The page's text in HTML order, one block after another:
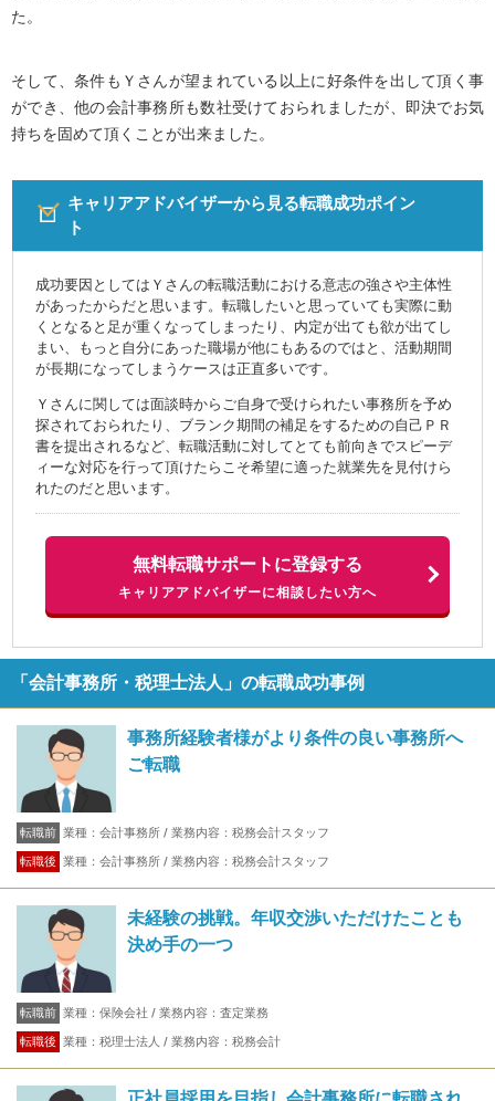
た。
そして、条件もＹさんが望まれている以上に好条件を出して頂く事
ができ、他の会計事務所も数社受けておられましたが、即決でお気
持ちを固めて頂くことが出来ました。
キャリアアドバイザーから見る転職成功ポイン
ト
成功要因としてはＹさんの転職活動における意志の強さや主体性
があったからだと思います。転職したいと思っていても実際に動
くとなると足が重くなってしまったり、内定が出ても欲が出てし
まい、もっと自分にあった職場が他にもあるのではと、活動期間
が長期になってしまうケースは正直多いです。
Ｙさんに関しては面談時からご自身で受けられたい事務所を予め
探されておられたり、ブランク期間の補足をするための自己ＰＲ
書を提出されるなど、転職活動に対してとても前向きでスピーデ
ィーな対応を行って頂けたらこそ希望に適った就業先を見付けら
れたのだと思います。
無料転職サポートに登録する
キャリアアドバイザーに相談したい方へ
「会計事務所・税理士法人」の転職成功事例
事務所経験者様がより条件の良い事務所へ
ご転職
転職前 業種：会計事務所 / 業務内容：税務会計スタッフ
転職後 業種：会計事務所 / 業務内容：税務会計スタッフ
未経験の挑戦。年収交渉いただけたことも
決め手の一つ
転職前 業種：保険会社 / 業務内容：査定業務
転職後 業種：税理士法人 / 業務内容：税務会計